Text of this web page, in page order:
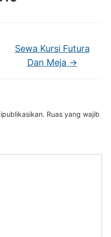
Sewa Kursi Futura
Dan Meja →
Ruas yang wajib